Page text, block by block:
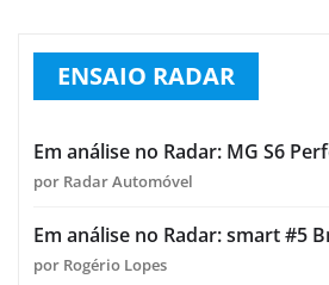
ENSAIO RADAR
Em análise no Radar: MG S6
por Radar Automóvel
Em análise no Radar: smart #5
por Rogério Lopes